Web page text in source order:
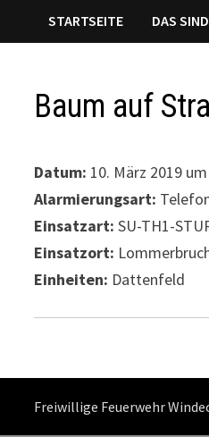
STARTSEITE DAS
Baum auf
Datum: 10. März 2019
Alarmierungsart:
Einsatzart: SU-TH1-
Einsatzort:
Einheiten: Dattenfeld
Freiwillige Feuerwehr